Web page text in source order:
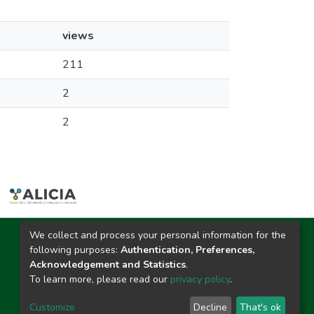
views
211
2
2
Ciudad Universitaria
Carretera Central km. 1.21 Tingo María, Huánuco
Datos del contacto
repositorio@unas.edu.pe
We collect and process your personal information for the
following purposes: Authentication, Preferences,
Acknowledgement and Statistics.
To learn more, please read our privacy policy.
Customize Decline That's ok